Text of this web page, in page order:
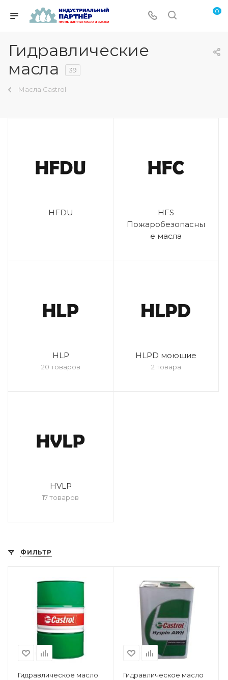
0
Гидравлические
масла
39
Масла Castrol
HFDU
HFS
Пожаробезопасны
е масла
HLP
20 товаров
HLPD моющие
2 товара
HVLP
17 товаров
ФИЛЬТР
Гидравлическое масло
Гидравлическое масло